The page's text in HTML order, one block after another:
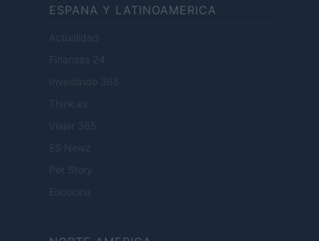
ESPANA Y LATINOAMERICA
Actualidad
Finanzas 24
Investindo 365
Think.es
Viajar 365
ES Newz
Pet Story
Encocina